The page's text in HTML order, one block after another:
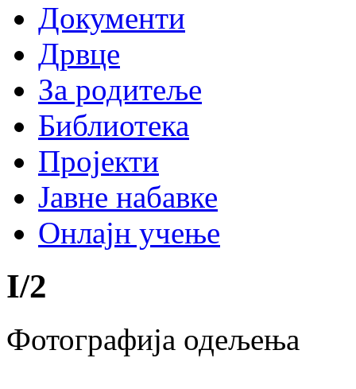
Документи
Дрвце
За родитеље
Библиотека
Пројекти
Јавне набавке
Онлајн учење
I/2
Фотографија одељења